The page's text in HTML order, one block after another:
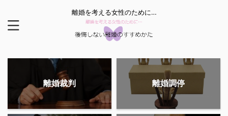
離婚を考える女性のために…
離婚裁判 離婚調停